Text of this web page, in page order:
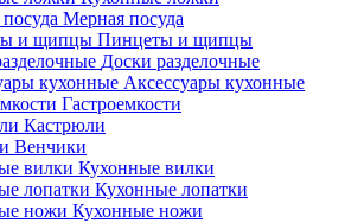
Мерная посуда
Пинцеты и щипцы
Доски разделочные
Аксессуары кухонные
Гастроемкости
Кастрюли
Венчики
Кухонные вилки
Кухонные лопатки
Кухонные ножи